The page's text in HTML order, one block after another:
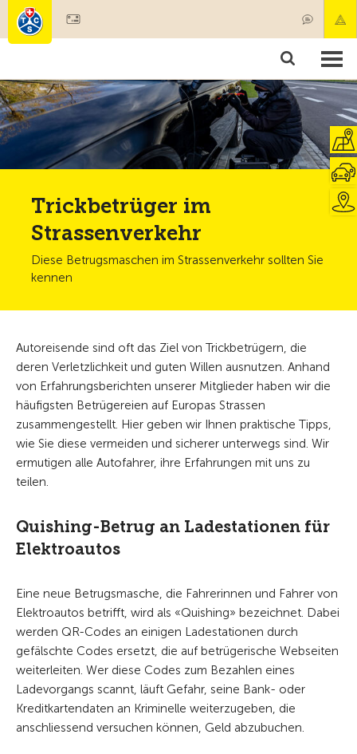
Mitgliedschaft & Leistungen
Test, Sicherheit & Gesundheit
Trickbetrüger im
Strassenverkehr
Diese Betrugsmaschen im Strassenverkehr sollten Sie
kennen
Autoreisende sind oft das Ziel von Trickbetrügern, die
deren Verletzlichkeit und guten Willen ausnutzen. Anhand
von Erfahrungsberichten unserer Mitglieder haben wir die
häufigsten Betrügereien auf Europas Strassen
zusammengestellt. Hier geben wir Ihnen praktische Tipps,
wie Sie diese vermeiden und sicherer unterwegs sind. Wir
ermutigen alle Autofahrer, ihre Erfahrungen mit uns zu
teilen.
Quishing-Betrug an Ladestationen für
Elektroautos
Eine neue Betrugsmasche, die Fahrerinnen und Fahrer von
Elektroautos betrifft, wird als «Quishing» bezeichnet. Dabei
werden QR-Codes an einigen Ladestationen durch
gefälschte Codes ersetzt, die auf betrügerische Webseiten
weiterleiten. Wer diese Codes zum Bezahlen eines
Ladevorgangs scannt, läuft Gefahr, seine Bank- oder
Kreditkartendaten an Kriminelle weiterzugeben, die
anschliessend versuchen können, Geld abzubuchen.